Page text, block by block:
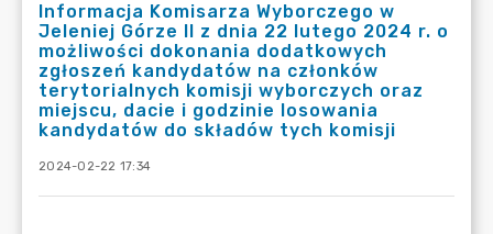
Informacja Komisarza Wyborczego w
Jeleniej Górze II z dnia 22 lutego 2024 r. o
możliwości dokonania dodatkowych
zgłoszeń kandydatów na członków
terytorialnych komisji wyborczych oraz
miejscu, dacie i godzinie losowania
kandydatów do składów tych komisji
2024-02-22 17:34